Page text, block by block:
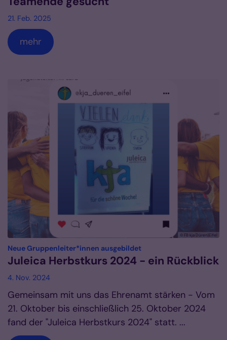
21. Feb. 2025
mehr
© FB kja Düren|Eifel
Neue Gruppenleiter*innen ausgebildet:
Juleica Herbstkurs 2024 - ein Rückblick
4. Nov. 2024
Gemeinsam mit uns das Ehrenamt stärken - Vom
21. Oktober bis einschließlich 25. Oktober 2024
fand der "Juleica Herbstkurs 2024" statt. ...